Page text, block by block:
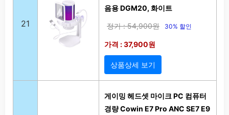
21
음용 DGM20, 화이트
정가 : 54,900원 30% 할인
가격 : 37,900원
상품상세 보기
게이밍 헤드셋 마이크 PC 컴퓨터
경량 Cowin E7 Pro ANC SE7 E9